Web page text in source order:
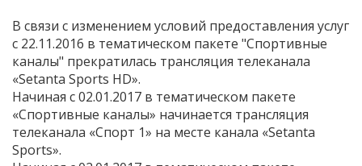
В связи с изменением условий предоставления услуг
с 22.11.2016 в тематическом пакете "Спортивные
каналы" прекратилась трансляция телеканала
«Setanta Sports HD».
Начиная с 02.01.2017 в тематическом пакете
«Спортивные каналы» начинается трансляция
телеканала «Спорт 1» на месте канала «Setanta
Sports».